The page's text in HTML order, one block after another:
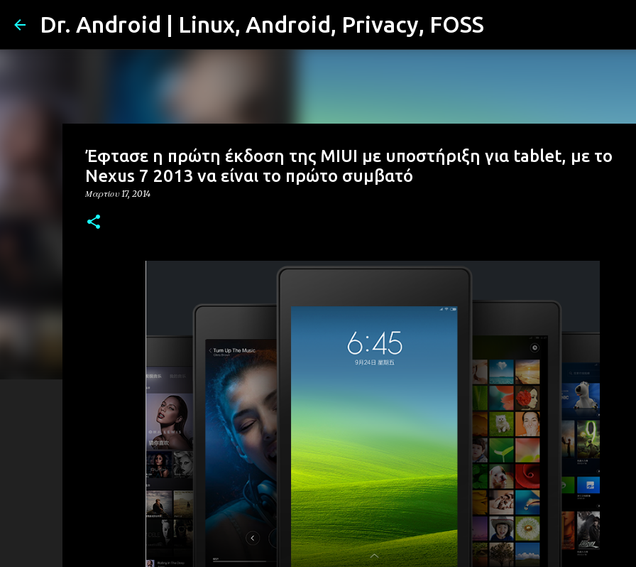
Μετάβαση στο κύριο περιεχόμενο
Dr. Android | Linux, Android, Privacy, FOSS
Έφτασε η πρώτη έκδοση της MIUI με υποστήριξη για tablet, με το
Nexus 7 2013 να είναι το πρώτο συμβατό
Μαρτίου 17, 2014